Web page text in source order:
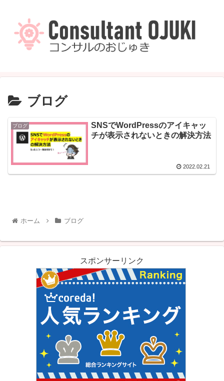
ブログ
ブログ
SNSでWordPressのアイキャッ
チが表示されないときの解決方法
2022.02.21
ホーム ブログ
スポンサーリンク